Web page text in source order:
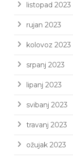
listopad 2023
rujan 2023
kolovoz 2023
srpanj 2023
lipanj 2023
svibanj 2023
travanj 2023
ožujak 2023